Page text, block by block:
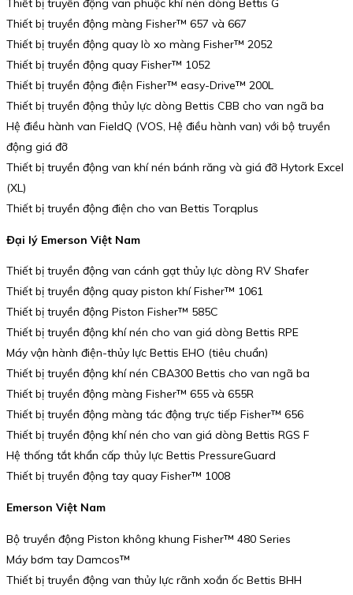
Thiết bị truyền động van phuộc khí nén dòng Bettis G
Thiết bị truyền động màng Fisher™ 657 và 667
Thiết bị truyền động quay lò xo màng Fisher™ 2052
Thiết bị truyền động quay Fisher™ 1052
Thiết bị truyền động điện Fisher™ easy-Drive™ 200L
Thiết bị truyền động thủy lực dòng Bettis CBB cho van ngã ba
Hệ điều hành van FieldQ (VOS, Hệ điều hành van) với bộ truyền
động giá đỡ
Thiết bị truyền động van khí nén bánh răng và giá đỡ Hytork Excel
(XL)
Thiết bị truyền động điện cho van Bettis Torqplus
Đại lý Emerson Việt Nam
Thiết bị truyền động van cánh gạt thủy lực dòng RV Shafer
Thiết bị truyền động quay piston khí Fisher™ 1061
Thiết bị truyền động Piston Fisher™ 585C
Thiết bị truyền động khí nén cho van giá dòng Bettis RPE
Máy vận hành điện-thủy lực Bettis EHO (tiêu chuẩn)
Thiết bị truyền động khí nén CBA300 Bettis cho van ngã ba
Thiết bị truyền động màng Fisher™ 655 và 655R
Thiết bị truyền động màng tác động trực tiếp Fisher™ 656
Thiết bị truyền động khí nén cho van giá dòng Bettis RGS F
Hệ thống tắt khẩn cấp thủy lực Bettis PressureGuard
Thiết bị truyền động tay quay Fisher™ 1008
Emerson Việt Nam
Bộ truyền động Piston không khung Fisher™ 480 Series
Máy bơm tay Damcos™
Thiết bị truyền động van thủy lực rãnh xoắn ốc Bettis BHH